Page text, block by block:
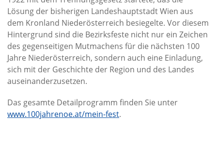
Lösung der bisherigen Landeshauptstadt Wien aus
dem Kronland Niederösterreich besiegelte. Vor diesem
Hintergrund sind die Bezirksfeste nicht nur ein Zeichen
des gegenseitigen Mutmachens für die nächsten 100
Jahre Niederösterreich, sondern auch eine Einladung,
sich mit der Geschichte der Region und des Landes
auseinanderzusetzen.
Das gesamte Detailprogramm finden Sie unter
www.100jahrenoe.at/mein-fest.